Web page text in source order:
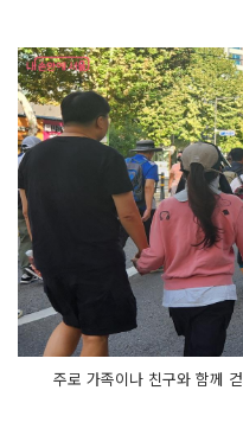
주로 가족이나 친구와 함께